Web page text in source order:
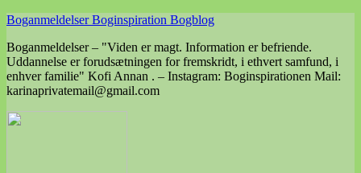
Skip
content
Boganmeldelser Boginspiration Bogblog
Boganmeldelser – "Viden er magt. Information er befriende.
Uddannelse er forudsætningen for fremskridt, i ethvert samfund, i
enhver familie" Kofi Annan . – Instagram: Boginspirationen Mail:
karinaprivatemail@gmail.com